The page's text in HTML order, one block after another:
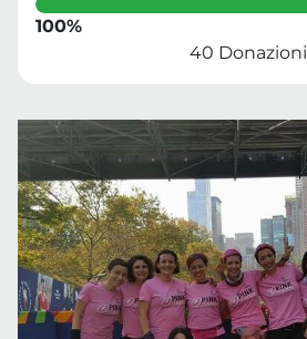
100%
40 Donazioni